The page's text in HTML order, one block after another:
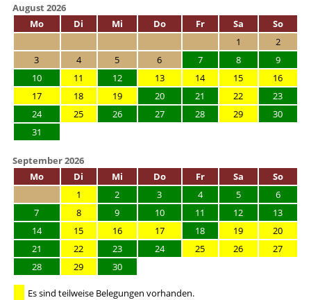
August 2026
Mo
Di Mi Do Fr Sa
So
1
2
3
4 5 6 7 8
9
10
11 12 13 14 15
16
17
18 19 20 21 22
23
24
25 26 27 28 29
30
31
September 2026
Mo
Di Mi Do Fr Sa
So
1
2 3 4 5
6
7
8 9 10 11 12
13
14
15 16 17 18 19
20
21
22 23 24 25 26
27
28
29 30
Es sind teilweise Belegungen vorhanden.